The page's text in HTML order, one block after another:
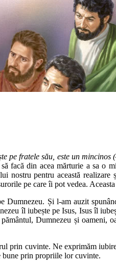
pe fratele său, este un mincinos
facă din acea mărturie a sa o
nostru pentru această
pe care îi pot vedea.
Dumnezeu. Și l-am auzit
îl iubește pe Isus, Isus îl
Dumnezeu și oameni,
prin cuvinte. Ne exprimăm
prin propriile lor cuvinte.